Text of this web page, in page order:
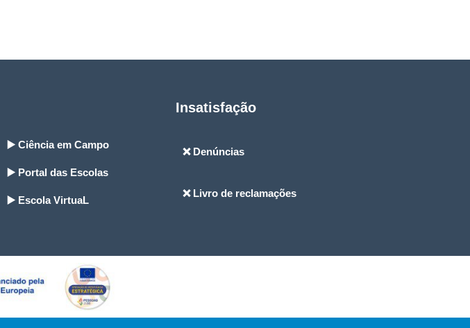
▶️ Ciência em Campo
▶️ Portal das Escolas
▶️ Escola VirtuaL
Insatisfação
❌ Denúncias
❌ Livro de reclamações